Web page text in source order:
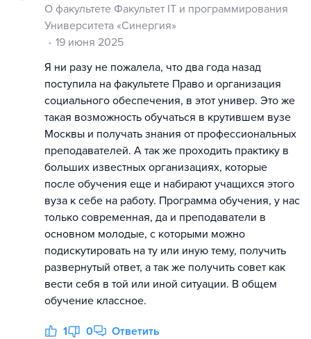
О факультете Факультет IT и программирования
Университета «Синергия»
19 июня 2025
Я ни разу не пожалела, что два года назад
поступила на факультете Право и организация
социального обеспечения, в этот универ. Это же
такая возможность обучаться в крутившем вузе
Москвы и получать знания от профессиональных
преподавателей. А так же проходить практику в
больших известных организациях, которые
после обучения еще и набирают учащихся этого
вуза к себе на работу. Программа обучения, у нас
только современная, да и преподаватели в
основном молодые, с которыми можно
подискутировать на ту или иную тему, получить
развернутый ответ, а так же получить совет как
вести себя в той или иной ситуации. В общем
обучение классное.
1 0 Ответить